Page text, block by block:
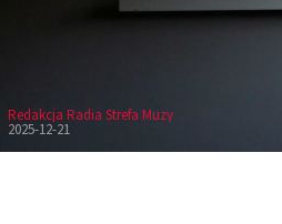
Redakcja Radia Strefa Muzy
2025-12-21